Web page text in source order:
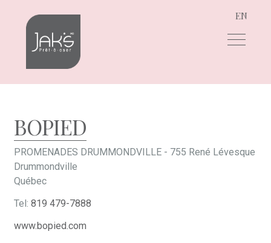
Aller
navigation
Aller
contenu
EN
BOPIED
PROMENADES DRUMMONDVILLE - 755 René Lévesque
Drummondville
Québec
Tel: 819 479-7888
www.bopied.com